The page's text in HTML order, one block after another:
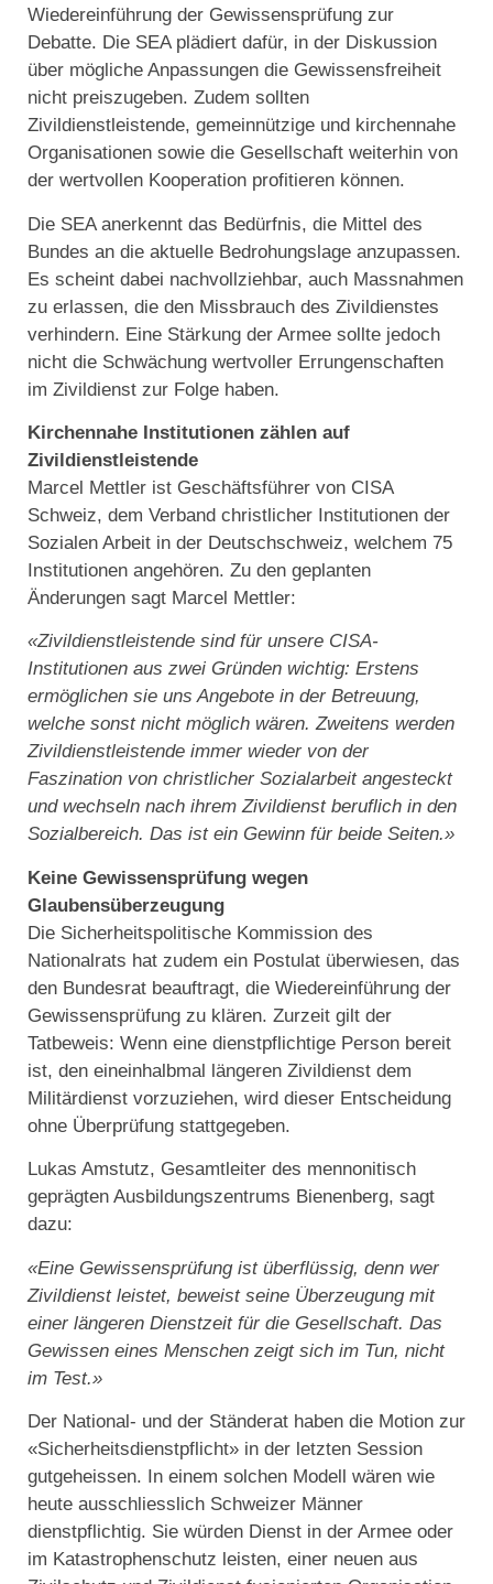
Wiedereinführung der Gewissensprüfung zur
Debatte. Die SEA plädiert dafür, in der Diskussion
über mögliche Anpassungen die Gewissensfreiheit
nicht preiszugeben. Zudem sollten
Zivildienstleistende, gemeinnützige und kirchennahe
Organisationen sowie die Gesellschaft weiterhin von
der wertvollen Kooperation profitieren können.
Die SEA anerkennt das Bedürfnis, die Mittel des
Bundes an die aktuelle Bedrohungslage anzupassen.
Es scheint dabei nachvollziehbar, auch Massnahmen
zu erlassen, die den Missbrauch des Zivildienstes
verhindern. Eine Stärkung der Armee sollte jedoch
nicht die Schwächung wertvoller Errungenschaften
im Zivildienst zur Folge haben.
Kirchennahe Institutionen zählen auf
Zivildienstleistende
Marcel Mettler ist Geschäftsführer von CISA
Schweiz, dem Verband christlicher Institutionen der
Sozialen Arbeit in der Deutschschweiz, welchem 75
Institutionen angehören. Zu den geplanten
Änderungen sagt Marcel Mettler:
«Zivildienstleistende sind für unsere CISA-
Institutionen aus zwei Gründen wichtig: Erstens
ermöglichen sie uns Angebote in der Betreuung,
welche sonst nicht möglich wären. Zweitens werden
Zivildienstleistende immer wieder von der
Faszination von christlicher Sozialarbeit angesteckt
und wechseln nach ihrem Zivildienst beruflich in den
Sozialbereich. Das ist ein Gewinn für beide Seiten.»
Keine Gewissensprüfung wegen
Glaubensüberzeugung
Die Sicherheitspolitische Kommission des
Nationalrats hat zudem ein Postulat überwiesen, das
den Bundesrat beauftragt, die Wiedereinführung der
Gewissensprüfung zu klären. Zurzeit gilt der
Tatbeweis: Wenn eine dienstpflichtige Person bereit
ist, den eineinhalbmal längeren Zivildienst dem
Militärdienst vorzuziehen, wird dieser Entscheidung
ohne Überprüfung stattgegeben.
Lukas Amstutz, Gesamtleiter des mennonitisch
geprägten Ausbildungszentrums Bienenberg, sagt
dazu:
«Eine Gewissensprüfung ist überflüssig, denn wer
Zivildienst leistet, beweist seine Überzeugung mit
einer längeren Dienstzeit für die Gesellschaft. Das
Gewissen eines Menschen zeigt sich im Tun, nicht
im Test.»
Der National- und der Ständerat haben die Motion zur
«Sicherheitsdienstpflicht» in der letzten Session
gutgeheissen. In einem solchen Modell wären wie
heute ausschliesslich Schweizer Männer
dienstpflichtig. Sie würden Dienst in der Armee oder
im Katastrophenschutz leisten, einer neuen aus